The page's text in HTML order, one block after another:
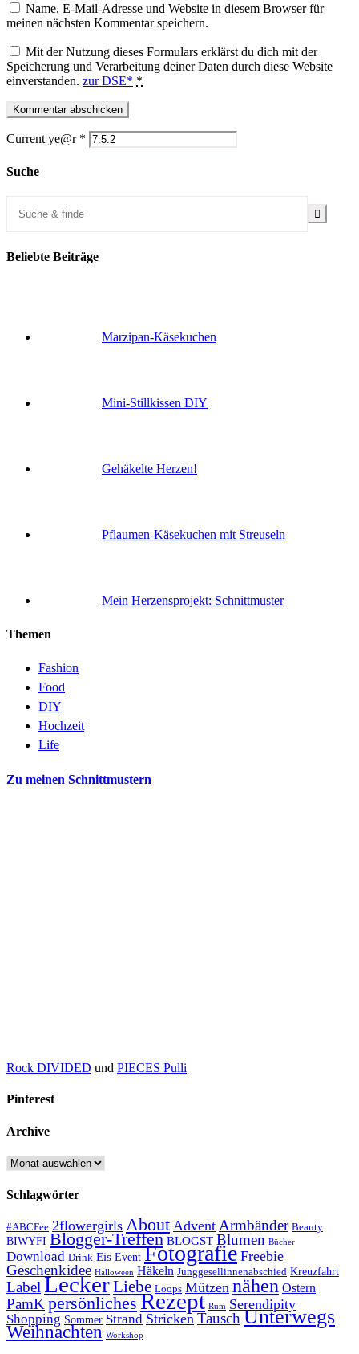
Name, E-Mail-Adresse und Website in diesem Browser für
meinen nächsten Kommentar speichern.
Mit der Nutzung dieses Formulars erklärst du dich mit der
Speicherung und Verarbeitung deiner Daten durch diese Website
einverstanden. zur DSE* *
Current ye@r *
Suche
Beliebte Beiträge
Marzipan-Käsekuchen
Mini-Stillkissen DIY
Gehäkelte Herzen!
Pflaumen-Käsekuchen mit Streuseln
Mein Herzensprojekt: Schnittmuster
Themen
Fashion
Food
DIY
Hochzeit
Life
Zu meinen Schnittmustern
Rock DIVIDED und PIECES Pulli
Pinterest
Archive
Archive
Schlagwörter
#ABCFee 2flowergirls About Advent Armbänder Beauty
BIWYFI Blogger-Treffen BLOGST Blumen Bücher
Download Drink Eis Event Fotografie Freebie
Geschenkidee Halloween Häkeln Junggesellinnenabschied Kreuzfahrt
LabelLeckerLiebe Loops Mützen nähen Ostern
PamKpersönliches Rezept Rum Serendipity
Shopping Sommer Strand Stricken TauschUnterwegs
Weihnachten Workshop